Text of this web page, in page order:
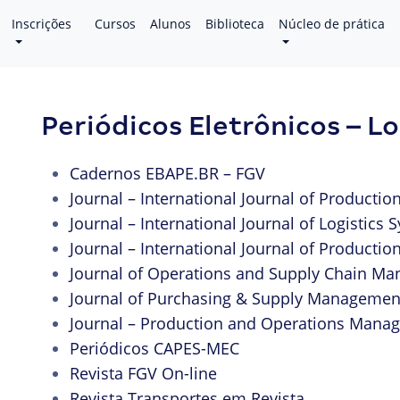
Inscrições Cursos Alunos Biblioteca Núcleo de prática
Periódicos Eletrônicos –
Cadernos EBAPE.BR – FGV
Journal – International Journal of
Journal – International Journal of Logistics
Journal – International Journal of
Journal of Operations and Supply Chain
Journal of Purchasing & Supply
Journal – Production and Operations
Periódicos CAPES-MEC
Revista FGV On-line